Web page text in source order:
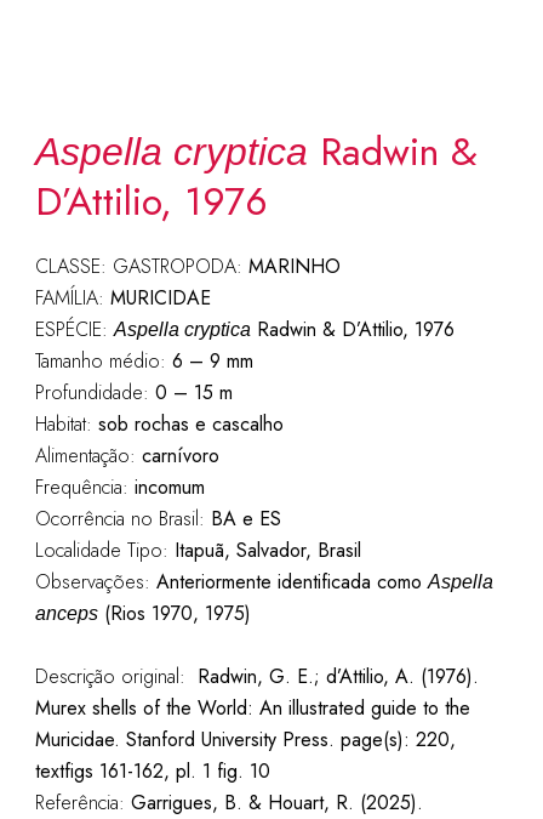
Aspella cryptica Radwin &
D’Attilio, 1976
CLASSE: GASTROPODA: MARINHO
FAMÍLIA: MURICIDAE
ESPÉCIE:Aspella crypticaRadwin & D’Attilio, 1976
Tamanho médio: 6 – 9 mm
Profundidade: 0 – 15 m
Habitat: sob rochas e cascalho
Alimentação: carnívoro
Frequência: incomum
Ocorrência no Brasil: BA e ES
Localidade Tipo: Itapuã, Salvador, Brasil
Observações: Anteriormente identificada comoAspella
anceps(Rios 1970, 1975)
Descrição original: Radwin, G. E.; d’Attilio, A. (1976).
Murex shells of the World: An illustrated guide to the
Muricidae. Stanford University Press. page(s): 220,
textfigs 161-162, pl. 1 fig. 10
Referência: Garrigues, B. & Houart, R. (2025).